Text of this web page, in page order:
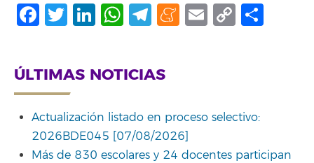
Facebook
Twitter
LinkedIn
WhatsApp
Telegram
Meneame
Email
Copy
ÚLTIMAS NOTICIAS
Actualización listado en proceso selectivo:
2026BDE045 [07/08/2026]
Más de 830 escolares y 24 docentes participan